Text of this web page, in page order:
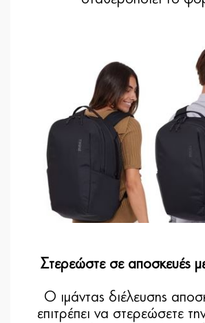
Στερεώστε σε αποσκευές
Ο ιμάντας διέλευσης
επιτρέπει να στερεώσετε